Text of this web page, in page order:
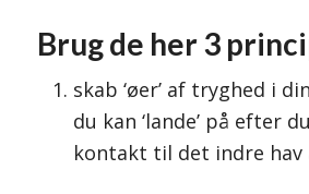
Brug de her 3
skab ‘øer’ af tryghed i
du kan ‘lande’ på efter
kontakt til det indre hav